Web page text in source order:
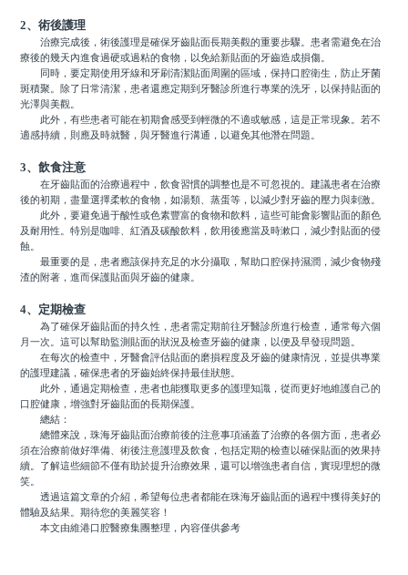
2、術後護理
治療完成後，術後護理是確保牙齒貼面長期美觀的重要步驟。患者需避免在治
療後的幾天內進食過硬或過粘的食物，以免給新貼面的牙齒造成損傷。
同時，要定期使用牙線和牙刷清潔貼面周圍的區域，保持口腔衛生，防止牙菌
斑積聚。除了日常清潔，患者還應定期到牙醫診所進行專業的洗牙，以保持貼面的
光澤與美觀。
此外，有些患者可能在初期會感受到輕微的不適或敏感，這是正常現象。若不
適感持續，則應及時就醫，與牙醫進行溝通，以避免其他潛在問題。
3、飲食注意
在牙齒貼面的治療過程中，飲食習慣的調整也是不可忽視的。建議患者在治療
後的初期，盡量選擇柔軟的食物，如湯類、蒸蛋等，以減少對牙齒的壓力與刺激。
此外，要避免過于酸性或色素豐富的食物和飲料，這些可能會影響貼面的顏色
及耐用性。特別是咖啡、紅酒及碳酸飲料，飲用後應當及時漱口，減少對貼面的侵
蝕。
最重要的是，患者應該保持充足的水分攝取，幫助口腔保持濕潤，減少食物殘
渣的附著，進而保護貼面與牙齒的健康。
4、定期檢查
為了確保牙齒貼面的持久性，患者需定期前往牙醫診所進行檢查，通常每六個
月一次。這可以幫助監測貼面的狀況及檢查牙齒的健康，以便及早發現問題。
在每次的檢查中，牙醫會評估貼面的磨損程度及牙齒的健康情況，並提供專業
的護理建議，確保患者的牙齒始終保持最佳狀態。
此外，通過定期檢查，患者也能獲取更多的護理知識，從而更好地維護自己的
口腔健康，增強對牙齒貼面的長期保護。
總結：
總體來說，珠海牙齒貼面治療前後的注意事項涵蓋了治療的各個方面，患者必
須在治療前做好準備、術後注意護理及飲食，包括定期的檢查以確保貼面的效果持
續。了解這些細節不僅有助於提升治療效果，還可以增強患者自信，實現理想的微
笑。
透過這篇文章的介紹，希望每位患者都能在珠海牙齒貼面的過程中獲得美好的
體驗及結果。期待您的美麗笑容！
本文由維港口腔醫療集團整理，內容僅供參考